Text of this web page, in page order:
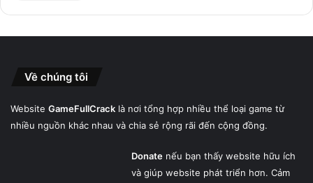
Về chúng tôi
Website GameFullCrack là nơi tổng hợp nhiều thể loại game từ
nhiều nguồn khác nhau và chia sẻ rộng rãi đến cộng đồng.
Donatenếu bạn thấy website hữu ích
và giúp website phát triển hơn. Cảm